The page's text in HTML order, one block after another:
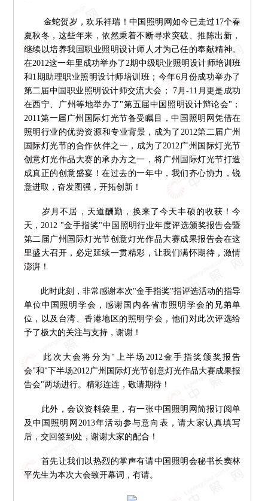
金蛇贺岁，欢乐祥瑞！中国照明网如今已走过17个春
夏秋冬，这些年来，依然秉着不断寻求突破、推陈出新，
继续以培养我国职业照明设计师人才为己任的奉献精神。
在2012这一年里成功举办了2期中级职业照明设计师培训班
和1期助理职业照明设计师培训班；今年6月份成功举办了
第二届中国职业照明设计师交流大会； 7月-11月更是成功
在西宁、广州等地举办了"第五届中国照明设计辩论会"；
2011第一届广州国际灯光节备受瞩目，中国照明网凭借在
照明行业的优势资源和专业背景，成为了2012第二届广州
国际灯光节的合作伙伴之一，成为了2012广州国际灯光节
创意灯光作品大赛的承办方之一，将广州国际灯光节打造
成真正的创意盛宴！在过去的一年中，我们齐心协力，锐
意进取，奋发图强，开拓创新！
岁月不居，天道酬勤，换来了今天丰硕的收获！今
天，2012 "金手指奖"中国照明行业年度评选颁奖报告会暨
第二届广州国际灯光节创意灯光作品大赛成果报告会在这
里盛大召开，必定延续一贯精彩，让我们满怀期待，激情
澎湃！
此时此刻，非常感谢本次"金手指奖"指评选活动的指导
单位中国照明学会，感谢国内各省市照明学会的兄弟单
位，以及台湾、香港地区的照明学会，他们对此次评选给
予了极大的关注与支持，谢谢！
此次大会将分为"上半场2012金手指奖颁奖报告
会"和"下半场2012广州国际灯光节创意灯光作品大赛成果报
告会"两场进行。精彩连连，敬请期待！
此外，会议资料袋里，有一张中国照明网简报订阅单
及中国照明网2013年活动参与意向表，请大家认真填写
后，交回签到处，谢谢大家的配合！
首先让我们以热烈的掌声有请中国照明会秘书长窦林
平先生为本次大会致开幕词，有请。